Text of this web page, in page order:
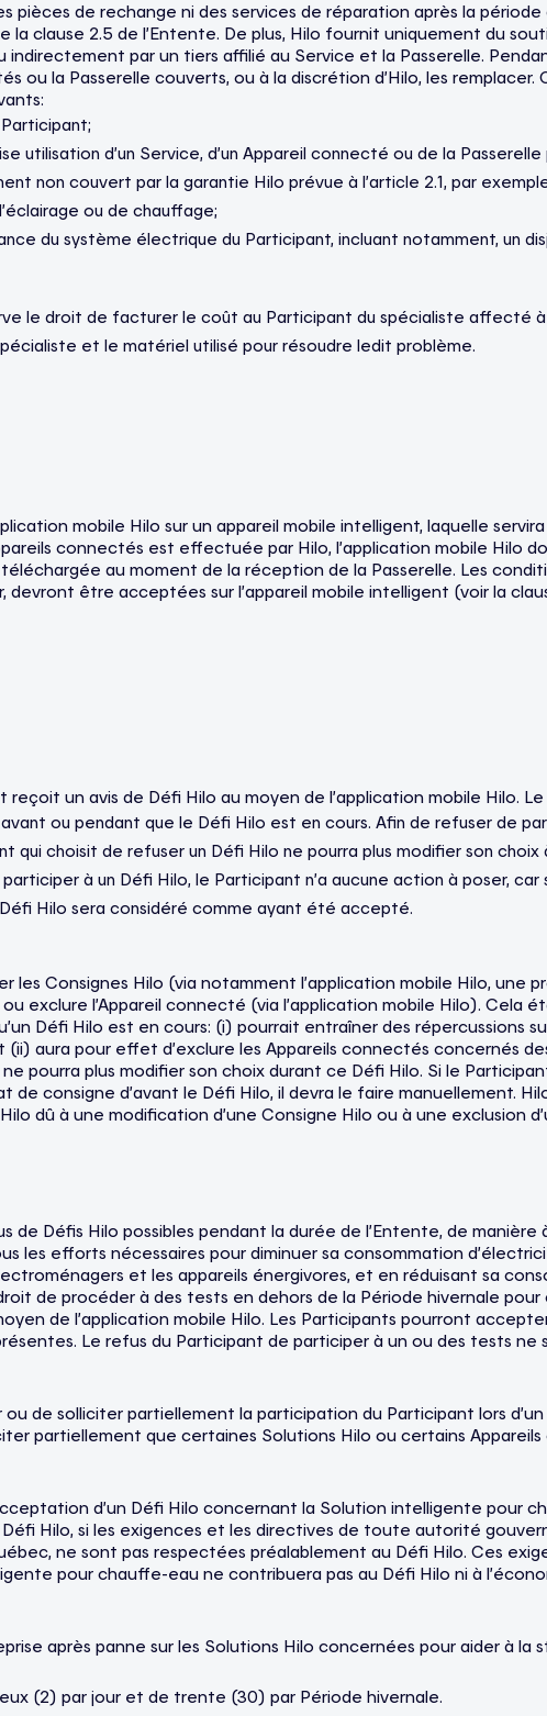
pièces de rechange ni des services de réparation après la
la clause 2.5 de l’Entente. De plus, Hilo fournit uniquement du
par un tiers affilié au Service et la Passerelle.
ou la Passerelle couverts, ou à la discrétion d’Hilo, les
utilisation d’un Service, d’un Appareil connecté ou de la
non couvert par la garantie Hilo prévue à l’article 2.1, par
ou de chauffage;
du système électrique du Participant, incluant notamment, un
le droit de facturer le coût au Participant du spécialiste affecté
et le matériel utilisé pour résoudre ledit problème.
mobile Hilo sur un appareil mobile intelligent, laquelle
connectés est effectuée par Hilo, l’application mobile Hilo
au moment de la réception de la Passerelle. Les
être acceptées sur l’appareil mobile intelligent (voir la
reçoit un avis de Défi Hilo au moyen de l’application mobile Hilo.
ou pendant que le Défi Hilo est en cours. Afin de refuser de
qui choisit de refuser un Défi Hilo ne pourra plus modifier son
à un Défi Hilo, le Participant n’a aucune action à poser,
Hilo sera considéré comme ayant été accepté.
Consignes Hilo (via notamment l’application mobile Hilo, une
exclure l’Appareil connecté (via l’application mobile Hilo). Cela
Défi Hilo est en cours: (i) pourrait entraîner des répercussions
aura pour effet d’exclure les Appareils connectés concernés
pourra plus modifier son choix durant ce Défi Hilo. Si le
consigne d’avant le Défi Hilo, il devra le faire manuellement.
dû à une modification d’une Consigne Hilo ou à une exclusion
de Défis Hilo possibles pendant la durée de l’Entente, de
les efforts nécessaires pour diminuer sa consommation
et les appareils énergivores, et en réduisant sa
de procéder à des tests en dehors de la Période hivernale
de l’application mobile Hilo. Les Participants pourront
Le refus du Participant de participer à un ou des tests ne
de solliciter partiellement la participation du Participant lors
partiellement que certaines Solutions Hilo ou certains
d’un Défi Hilo concernant la Solution intelligente pour
Hilo, si les exigences et les directives de toute autorité
ne sont pas respectées préalablement au Défi Hilo. Ces
pour chauffe-eau ne contribuera pas au Défi Hilo ni à
après panne sur les Solutions Hilo concernées pour aider à la
(2) par jour et de trente (30) par Période hivernale.